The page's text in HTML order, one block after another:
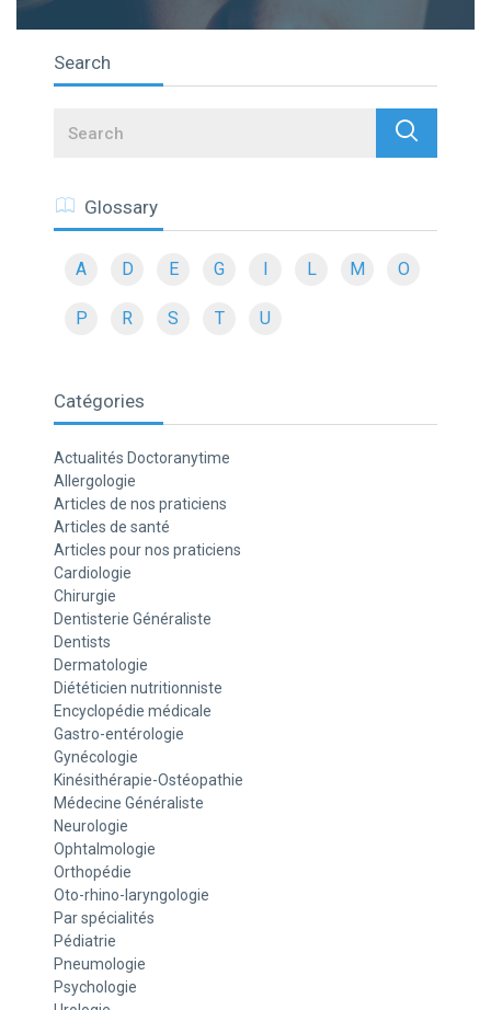
Search
Search
Glossary
A D E G L M O
P R S T U
Catégories
Actualités Doctoranytime
Allergologie
Articles de nos praticiens
Articles de santé
Articles pour nos praticiens
Cardiologie
Chirurgie
Dentisterie Généraliste
Dentists
Dermatologie
Diététicien nutritionniste
Encyclopédie médicale
Gastro-entérologie
Gynécologie
Kinésithérapie-Ostéopathie
Médecine Généraliste
Neurologie
Ophtalmologie
Orthopédie
Oto-rhino-laryngologie
Par spécialités
Pédiatrie
Pneumologie
Psychologie